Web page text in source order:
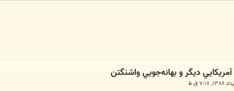
ديگر و بهانه‌جويي واشنگتن